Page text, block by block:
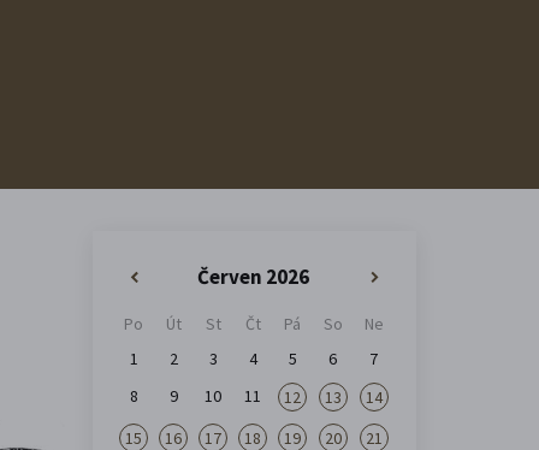
Červen 2026
Po Út St Čt Pá So
Ne
1
2 3 4 5 6
7
8
9 10 11 12 13
14
15
16 17 18 19 20
21